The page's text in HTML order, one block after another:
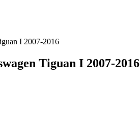
I 2007-2016
Tiguan I 2007-2016